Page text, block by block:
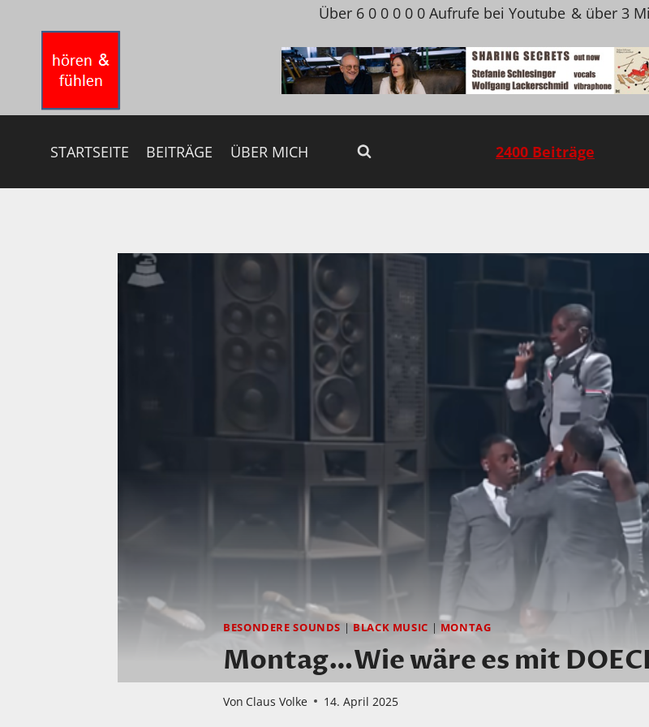
springen
Über 6 0 0 0 0 0 Aufrufe bei Youtube & über 3
STARTSEITE BEITRÄGE ÜBER MICH 2400 Beiträge
BESONDERE SOUNDS | BLACK MUSIC | MONTAG
Montag…Wie wäre es mit
Von Claus Volke 14. April 2025